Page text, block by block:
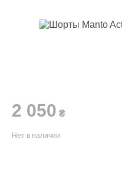
2 050 ₴
Нет в наличии